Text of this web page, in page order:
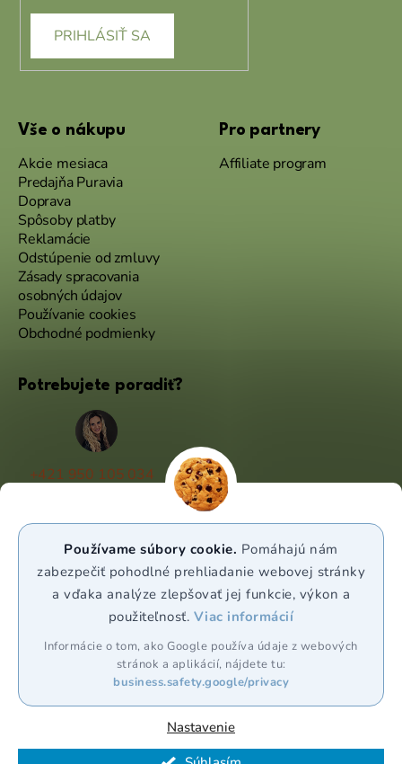
Používame súbory cookie. Pomáhajú nám
zabezpečiť pohodlné prehliadanie webovej stránky
a vďaka analýze zlepšovať jej funkcie, výkon a
použiteľnosť. Viac informácií
Informácie o tom, ako Google používa údaje z webových
stránok a aplikácií, nájdete tu:
business.safety.google/privacy
Nastavenie
PRIHLÁSIŤ SA
Vše o nákupu
Akcie mesiaca
Predajňa Puravia
Doprava
Spôsoby platby
Reklamácie
Odstúpenie od zmluvy
Zásady spracovania
osobných údajov
Používanie cookies
Obchodné podmienky
Pro partnery
Affiliate program
Potrebujete poradiť?
+421 950 105 034
WhatsApp
Sledujte nás
Vytvoril Shoptet Premium